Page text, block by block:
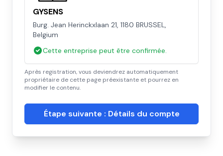
GYSENS
Burg. Jean Herinckxlaan 21, 1180 BRUSSEL,
Belgium
Cette entreprise peut être confirmée.
Après registration, vous deviendrez automatiquement
propriétaire de cette page préexistante et pourrez en
modifier le contenu.
Étape suivante : Détails du compte